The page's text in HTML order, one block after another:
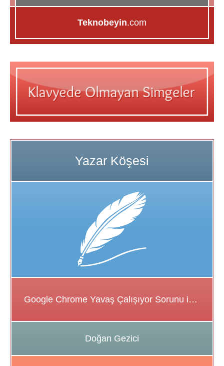
Teknobeyin.com
Google Chrome Yavaş Çalışıyor Sorunu için Çözüm Önerileri
Doğan Gezici